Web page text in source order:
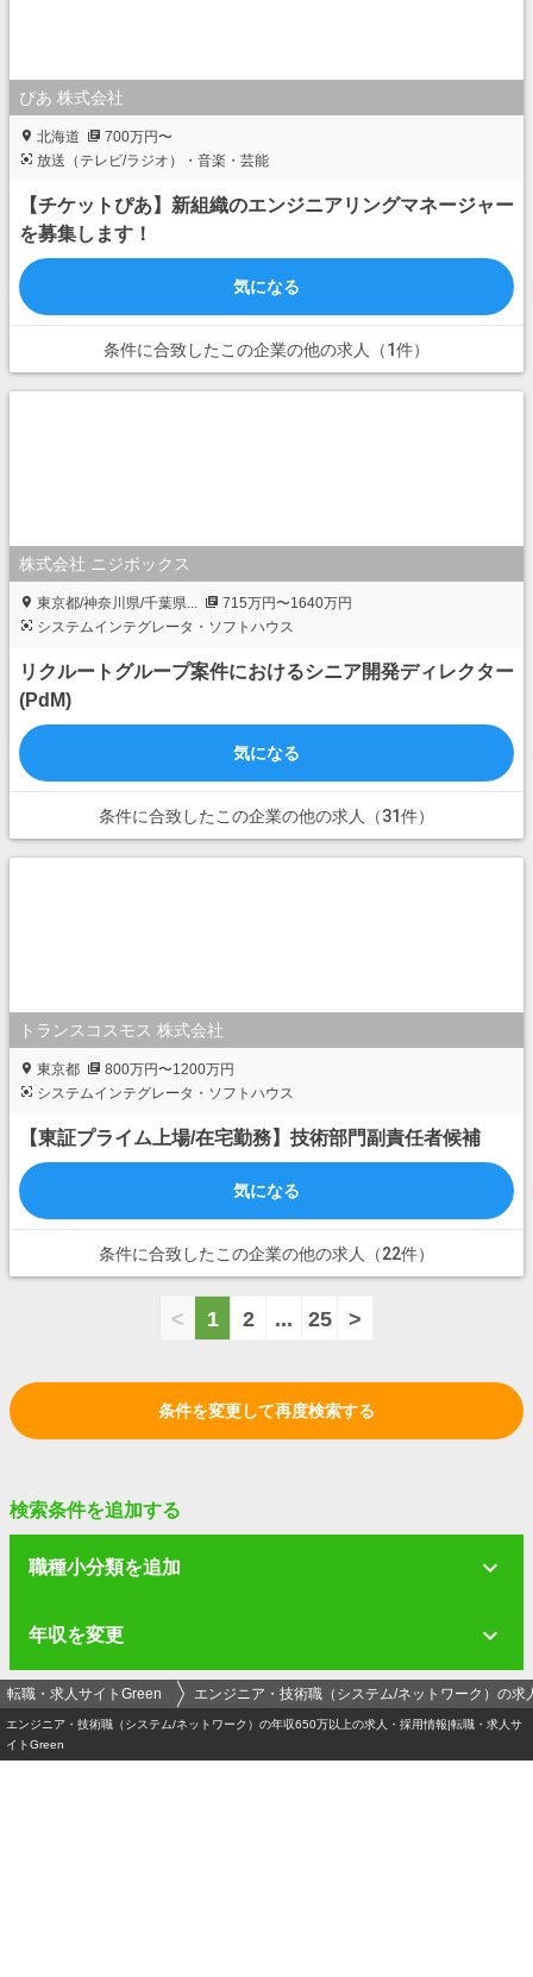
ぴあ 株式会社
北海道
700万円〜
放送（テレビ/ラジオ）・音楽・芸能
【チケットぴあ】新組織のエンジニアリングマネージャー
を募集します！
気になる
条件に合致したこの企業の他の求人（1件）
株式会社 ニジボックス
東京都/神奈川県/千葉県...
715万円〜1640万円
システムインテグレータ・ソフトハウス
リクルートグループ案件におけるシニア開発ディレクター
(PdM)
気になる
条件に合致したこの企業の他の求人（31件）
トランスコスモス 株式会社
東京都
800万円〜1200万円
システムインテグレータ・ソフトハウス
【東証プライム上場/在宅勤務】技術部門副責任者候補
気になる
条件に合致したこの企業の他の求人（22件）
< 1 2 ...
25
>
条件を変更して再度検索する
検索条件を追加する
職種小分類を追加
年収を変更
転職・求人サイトGreen エンジニア・技術職（システム/ネットワーク）の求
エンジニア・技術職（システム/ネットワーク）の年収650万以上の求人・採用情報|転職・求人サ
イトGreen